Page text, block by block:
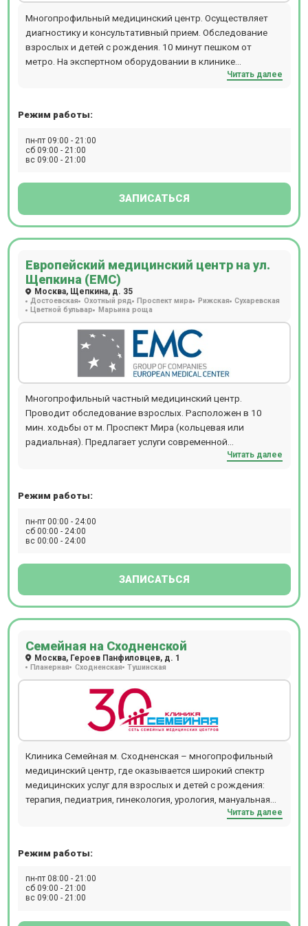
пребывания пациентов. Пациентам доступны годовые
программы диспансеризации, рассчитанные на
определенные возрастные категории – от
новорожденных до пожилых людей. Врачи составляют
схемы лечения, опираясь на анамнез, возраст, пол,
Полное поликлиническое обслуживание, предлагаемое
для семей: здесь получит помощь каждый, от мала до
велика.
Многопрофильный медицинский центр. Осуществляет
диагностику и консультативный прием. Обследование
взрослых и детей с рождения. 10 минут пешком от
метро. На экспертном оборудовании в клинике
проводятся все ультразвукового исследования,
психолог. Возможен выезд специалистов на дом. Все
Т-СПОТ. Работает специализированное неврологическое
отделение с восстановительным подразделением: прием
Читать далее
Режим работы:
пн-пт 09:00 - 21:00
сб 09:00 - 21:00
вс 09:00 - 21:00
ЗАПИСАТЬСЯ
Европейский медицинский центр на ул.
Щепкина (ЕМС)
Москва, Щепкина, д. 35
Достоевская Охотный ряд Проспект мира Рижская
Сухаревская
Цветной бульвар Марьина роща
Многопрофильный частный медицинский центр.
Проводит обследование взрослых. Расположен в 10
мин. ходьбы от м. Проспект Мира (кольцевая или
радиальная). Предлагает услуги современной
диагностики: МРТ, КТ, ПЭТ-КТ, Бронхоскопию,Читать далее
Режим работы:
пн-пт 00:00 - 24:00
сб 00:00 - 24:00
вс 00:00 - 24:00
ЗАПИСАТЬСЯ
Семейная на Сходненской
Москва, Героев Панфиловцев, д. 1
Планерная Сходненская Тушинская
Клиника Семейная м. Сходненская – многопрофильный
медицинский центр, где оказывается широкий спектр
медицинских услуг для взрослых и детей с рождения:
терапия, педиатрия, гинекология, урология, мануальная
терапия, дерматология и косметология, проктология,
физиотерапия и т.д. В отделении проводятся следующие
эндоскопия, УЗИ, ЭКГ, эхокардиография, биопсия,
допплерография, ректороманоскопия, суточное
Читать далее
Режим работы:
пн-пт 08:00 - 21:00
сб 09:00 - 21:00
вс 09:00 - 21:00